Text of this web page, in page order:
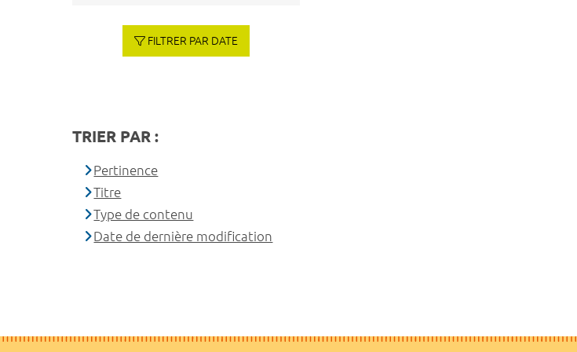
FILTRER PAR DATE
TRIER PAR :
Pertinence
Titre
Type de contenu
Date de dernière modification